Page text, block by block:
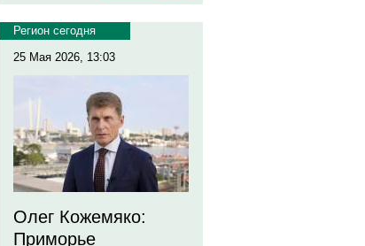
Регион сегодня
25 Мая 2026, 13:03
Олег Кожемяко:
Приморье